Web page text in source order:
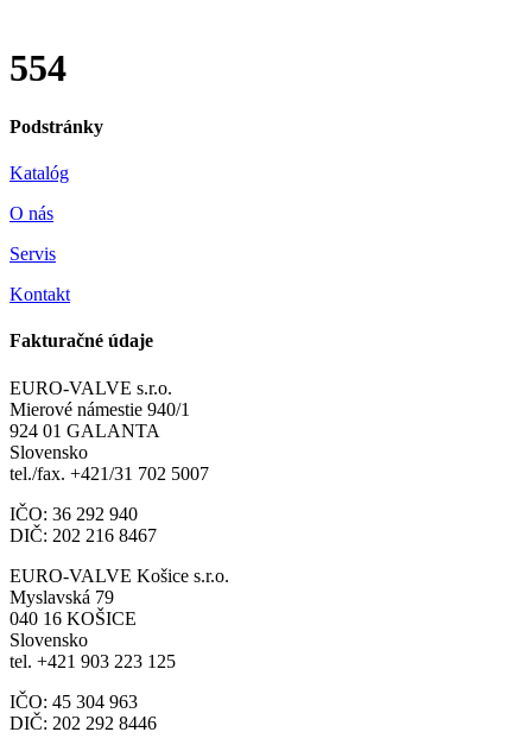
554
Podstránky
Katalóg
O nás
Servis
Kontakt
Fakturačné údaje
EURO-VALVE s.r.o.
Mierové námestie 940/1
924 01 GALANTA
Slovensko
tel./fax. +421/31 702 5007
IČO: 36 292 940
DIČ: 202 216 8467
EURO-VALVE Košice s.r.o.
Myslavská 79
040 16 KOŠICE
Slovensko
tel. +421 903 223 125
IČO: 45 304 963
DIČ: 202 292 8446